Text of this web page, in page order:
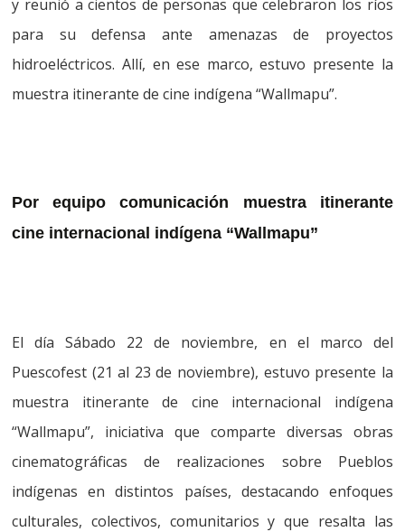
y reunió a cientos de personas que celebraron los ríos
para su defensa ante amenazas de proyectos
hidroeléctricos. Allí, en ese marco, estuvo presente la
muestra itinerante de cine indígena “Wallmapu”.
Por equipo comunicación muestra itinerante
cine internacional indígena “Wallmapu”
El día Sábado 22 de noviembre, en el marco del
Puescofest (21 al 23 de noviembre), estuvo presente la
muestra itinerante de cine internacional indígena
“Wallmapu”, iniciativa que comparte diversas obras
cinematográficas de realizaciones sobre Pueblos
indígenas en distintos países, destacando enfoques
culturales, colectivos, comunitarios y que resalta las